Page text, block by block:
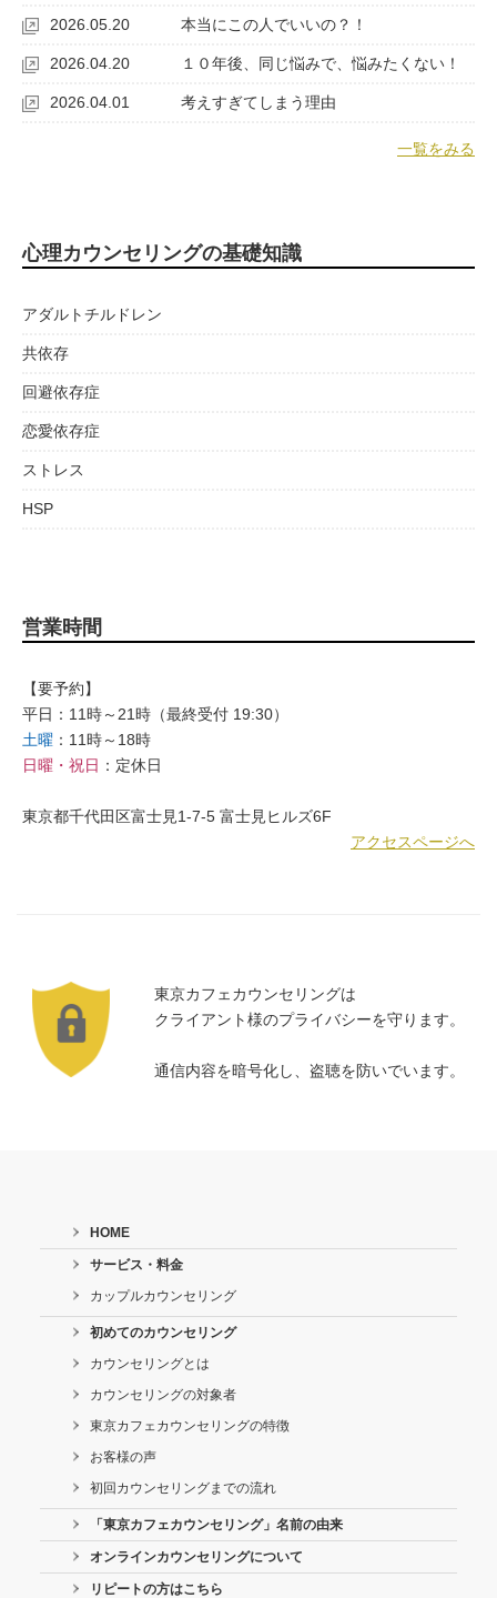
2026.05.20 本当にこの人でいいの？！
2026.04.20 １０年後、同じ悩みで、悩みたくない！
2026.04.01 考えすぎてしまう理由
一覧をみる
心理カウンセリングの基礎知識
アダルトチルドレン
共依存
回避依存症
恋愛依存症
ストレス
HSP
営業時間
【要予約】
平日：11時～21時（最終受付 19:30）
土曜 ：11時～18時
日曜・祝日 ：定休日
東京都千代田区富士見1-7-5 富士見ヒルズ6F
アクセスページへ
東京カフェカウンセリングは
クライアント様のプライバシーを守ります。
通信内容を暗号化し、盗聴を防いでいます。
HOME
サービス・料金
カップルカウンセリング
初めてのカウンセリング
カウンセリングとは
カウンセリングの対象者
東京カフェカウンセリングの特徴
お客様の声
初回カウンセリングまでの流れ
「東京カフェカウンセリング」名前の由来
オンラインカウンセリングについて
リピートの方はこちら